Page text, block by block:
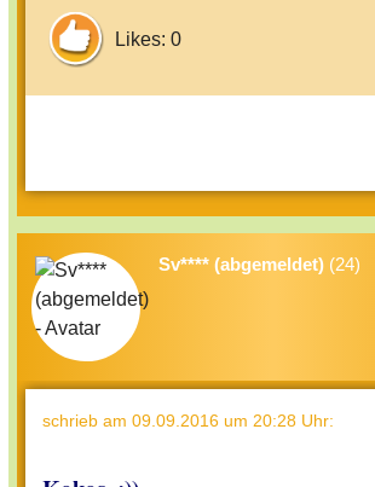
Likes: 0
Sv**** (abgemeldet) (24)
schrieb am 09.09.2016 um 20:28 Uhr: